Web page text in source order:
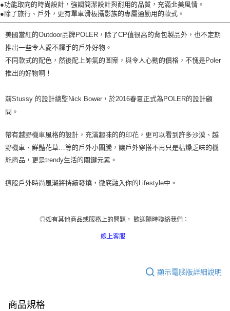
●功能取向的時尚設計，強調簡潔設計與耐用的品質，充滿北美風情。
●除了旅行、戶外，更有單車滑板攝影族的專屬通勤用的款式。
美國當紅的Outdoor品牌POLER ，除了CP值很高的背包製品外 ， 也不定期
推出一些令人愛不釋手的戶外好物。
不同款式的配色，然後配上帥氣的圖案，與令人心動的價格，不愧是Poler
推出的好物啊！
前Stussy 的設計總監Nick Bower ，於2016春夏正式為POLER的設計顧
問。
帶有越野機車風格的設計，充滿趣味的的印花，更可以看到許多沙漠、越
野機車、鮮豔花草
等的戶外小圖騰，讓戶外穿搭不再只是枯燥乏味的機
能商品，更是trendy生活的關鍵元素。
這股戶外時尚風潮將持續發燒，徹底融入你的 Lifestyle中 。
◎如有其他商品或服務上的問題， 歡迎隨時聯絡我們：
線上客服
顯示電腦版詳細說明
商品規格